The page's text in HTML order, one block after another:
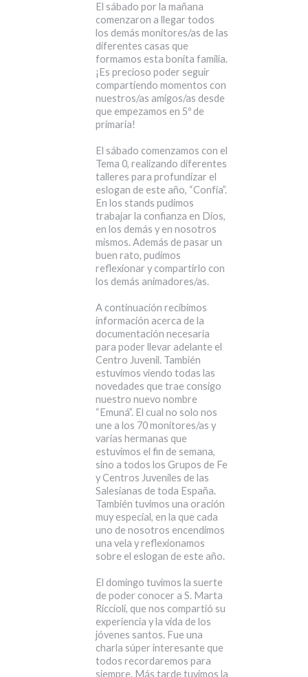
El sábado por la mañana
comenzaron a llegar todos
los demás monitores/as de las
diferentes casas que
formamos esta bonita familia.
¡Es precioso poder seguir
compartiendo momentos con
nuestros/as amigos/as desde
que empezamos en 5º de
primaria!
El sábado comenzamos con el
Tema 0, realizando diferentes
talleres para profundizar el
eslogan de este año, “Confía”.
En los stands pudimos
trabajar la confianza en Dios,
en los demás y en nosotros
mismos. Además de pasar un
buen rato, pudimos
reflexionar y compartirlo con
los demás animadores/as.
A continuación recibimos
información acerca de la
documentación necesaria
para poder llevar adelante el
Centro Juvenil. También
estuvimos viendo todas las
novedades que trae consigo
nuestro nuevo nombre
“Emuná”. El cual no solo nos
une a los 70 monitores/as y
varias hermanas que
estuvimos el fin de semana,
sino a todos los Grupos de Fe
y Centros Juveniles de las
Salesianas de toda España.
También tuvimos una oración
muy especial, en la que cada
uno de nosotros encendimos
una vela y reflexionamos
sobre el eslogan de este año.
El domingo tuvimos la suerte
de poder conocer a S. Marta
Riccioli, que nos compartió su
experiencia y la vida de los
jóvenes santos. Fue una
charla súper interesante que
todos recordaremos para
siempre. Más tarde tuvimos la